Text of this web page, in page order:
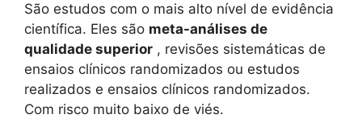
São estudos com o mais alto nível de evidência
científica. Eles são meta-análises de
qualidade superior , revisões sistemáticas de
ensaios clínicos randomizados ou estudos
realizados e ensaios clínicos randomizados.
Com risco muito baixo de viés.